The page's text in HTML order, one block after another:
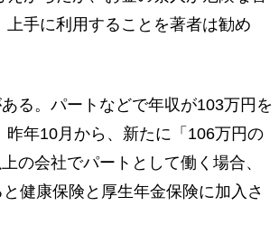
手に利用することを著者は勧め
る。パートなどで年収が103万円を
年10月から、新たに「106万円の
の会社でパートとして働く場合、
健康保険と厚生年金保険に加入さ